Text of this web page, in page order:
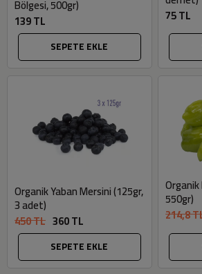
Bölgesi, 500gr)
139 TL
SEPETE EKLE
75 TL
Organik Yaban Mersini (125gr,
3 adet)
450 TL 360 TL
SEPETE EKLE
550gr)
214,8